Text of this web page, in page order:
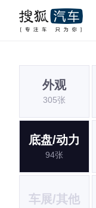
外观
305张
底盘/动力
94张
车展/其他